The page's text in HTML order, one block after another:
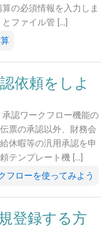
の必須情報を入力しま
ファイル管 […]
依頼をしよ
認ワークフロー機能の
票の承認以外、財務会
休暇等の汎用承認を申
テンプレート機 […]
フローを使ってみよう
登録する方